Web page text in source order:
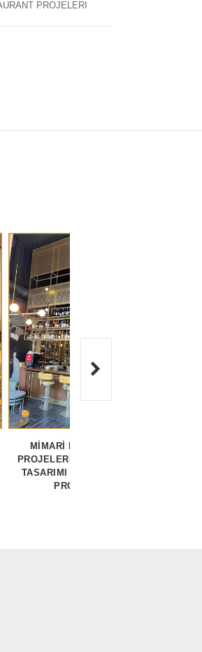
PROJELERI
MİMARİ RESTAURANT
PROJELERİ - RESTAURANT
TASARIMI - RESTAURANT
PROJELERİ